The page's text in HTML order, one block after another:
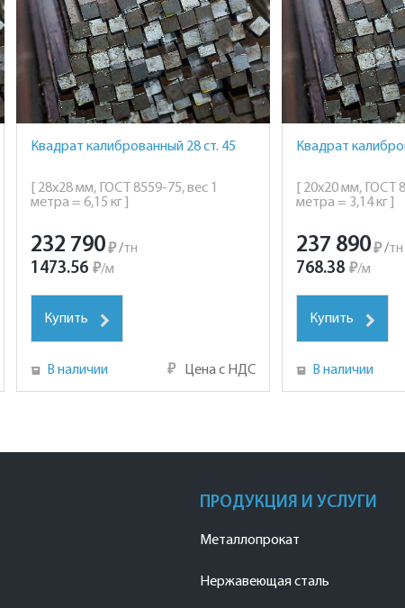
Квадрат калиброванный 28 ст. 45
[ 28х28 мм, ГОСТ 8559-75, вес 1
метра = 6,15 кг ]
232 790 ₽ /тн
1473.56 ₽/м
Купить
В наличии ₽ Цена с НДС
Квадрат
[ 20х20 мм, ГОСТ
метра = 3,14 кг ]
237 890₽ /тн
768.38 ₽/м
Купить
В наличии
ПРОДУКЦИЯ И УСЛУГИ
Металлопрокат
Нержавеющая сталь